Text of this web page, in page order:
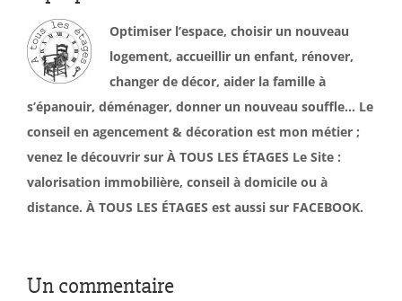
Optimiser l’espace, choisir un nouveau
logement, accueillir un enfant, rénover,
changer de décor, aider la famille à
s’épanouir, déménager, donner un nouveau souffle… Le
conseil en agencement & décoration est mon métier ;
venez le découvrir sur À TOUS LES ÉTAGES Le Site :
valorisation immobilière, conseil à domicile ou à
distance. À TOUS LES ÉTAGES est aussi sur FACEBOOK.
Un commentaire